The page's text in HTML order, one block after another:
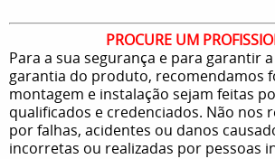
PROCURE UM
Para a sua segurança e para garantir
garantia do produto, recomendamos
montagem e instalação sejam feitas
qualificados e credenciados. Não nos
por falhas, acidentes ou danos
incorretas ou realizadas por pessoas